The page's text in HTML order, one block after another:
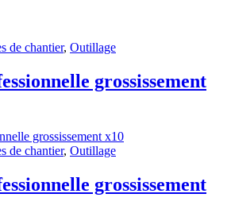
de chantier, Outillage
grossissement
de chantier, Outillage
grossissement